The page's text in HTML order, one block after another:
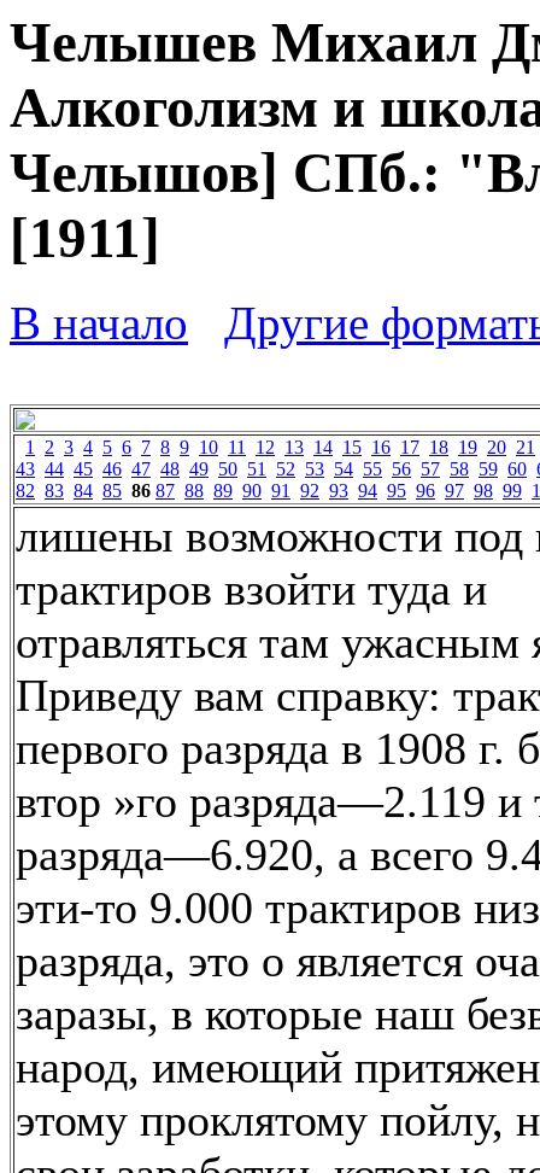
Челышев Михаил
Алкоголизм и
Челышов] СПб.:
[1911]
В начало Другие
1 2 3 4 5 6 7 8 9 10 11 12 13 14 15 16 17 18 19 20 21
43 44 45 46 47 48 49 50 51 52 53 54 55 56 57 58 59 60
82 83 84 85 86 87 88 89 90 91 92 93 94 95 96 97 98 99
лишены возможности под
трактиров взойти туда и
отравляться там ужасным
Приведу вам справку:
первого разряда в 1908 г.
втор »го разряда—2.119 и
разряда—6.920, а всего
эти-то 9.000 трактиров
разряда, это о является
заразы, в которые наш
народ, имеющий
этому проклятому пойлу,